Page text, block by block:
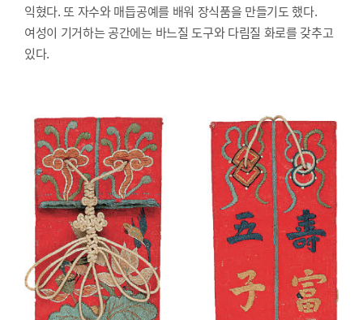
익혔다. 또 자수와 매듭공예를 배워 장식품을 만들기도 했다.
여성이 기거하는 공간에는 바느질 도구와 다림질 화로를 갖추고
있다.